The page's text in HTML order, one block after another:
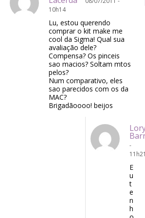
10h14
Lu, estou querendo
comprar o kit make me
cool da Sigma! Qual sua
avaliação dele?
Compensa? Os pinceis
sao macios? Soltam mtos
pelos?
Num comparativo, eles
sao parecidos com os da
MAC?
Brigadãoooo! beijos
-
11h21
E
u
t
e
n
h